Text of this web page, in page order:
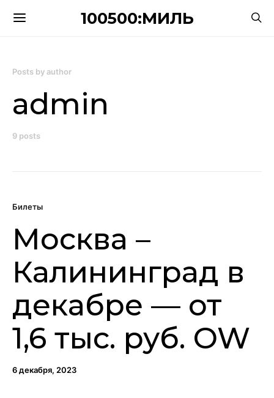
100500:МИЛЬ
Posts by author
admin
9 posts
Билеты
Москва –
Калининград в
декабре — от
1,6 тыс. руб. OW
6 декабря, 2023